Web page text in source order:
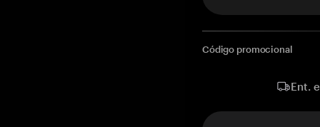
Código promocional
Ent.